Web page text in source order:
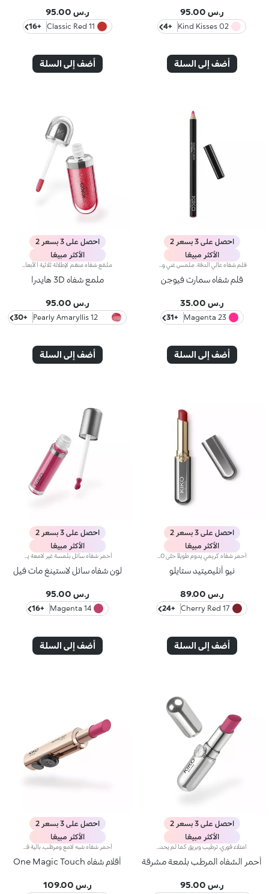
ر.س 95.00
02 Kind Kisses
+4
أضف إلى السلة
ر.س 95.00
11 Classic Red
+16
أضف إلى السلة
احصل على 3 بسعر 2
الأكثر مبيعًا
قلم شفاه سمارت فيوجن
ر.س 35.00
23 Magenta
+31
أضف إلى السلة
احصل على 3 بسعر 2
الأكثر مبيعًا
ملمع شفاه 3D هايدرا
ر.س 95.00
12 Pearly Amaryllis
Red
+30
أضف إلى السلة
احصل على 3 بسعر 2
الأكثر مبيعًا
نيو أنليميتيد ستايلو
ر.س 89.00
17 Cherry Red
+24
أضف إلى السلة
احصل على 3 بسعر 2
الأكثر مبيعًا
لون شفاه سائل لاستينغ مات فيل
ر.س 95.00
14 Magenta
+16
أضف إلى السلة
احصل على 3 بسعر 2
الأكثر مبيعًا
أحمر الشفاه المرطب بلمعة مشرقة
ر.س 95.00
احصل على 3 بسعر 2
الأكثر مبيعًا
أقلام شفاه One Magic Touch
ر.س 109.00